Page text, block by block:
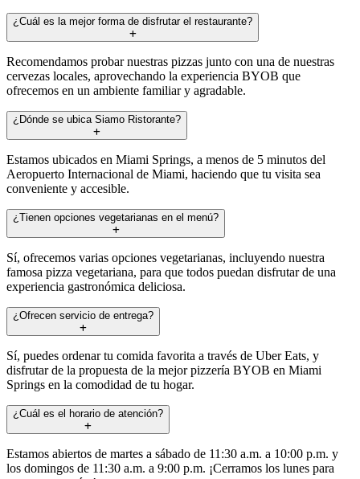
¿Cuál es la mejor forma de disfrutar el restaurante?
Recomendamos probar nuestras pizzas junto con una de nuestras
cervezas locales, aprovechando la experiencia BYOB que
ofrecemos en un ambiente familiar y agradable.
¿Dónde se ubica Siamo Ristorante?
Estamos ubicados en Miami Springs, a menos de 5 minutos del
Aeropuerto Internacional de Miami, haciendo que tu visita sea
conveniente y accesible.
¿Tienen opciones vegetarianas en el menú?
Sí, ofrecemos varias opciones vegetarianas, incluyendo nuestra
famosa pizza vegetariana, para que todos puedan disfrutar de una
experiencia gastronómica deliciosa.
¿Ofrecen servicio de entrega?
Sí, puedes ordenar tu comida favorita a través de Uber Eats, y
disfrutar de la propuesta de la mejor pizzería BYOB en Miami
Springs en la comodidad de tu hogar.
¿Cuál es el horario de atención?
Estamos abiertos de martes a sábado de 11:30 a.m. a 10:00 p.m. y
los domingos de 11:30 a.m. a 9:00 p.m. ¡Cerramos los lunes para